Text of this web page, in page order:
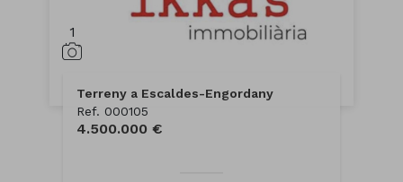
1
Terreny a Escaldes-Engordany
Ref. 000105
4.500.000 €